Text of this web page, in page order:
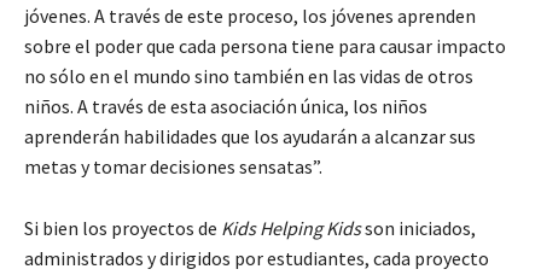
jóvenes. A través de este proceso, los jóvenes aprenden
sobre el poder que cada persona tiene para causar impacto
no sólo en el mundo sino también en las vidas de otros
niños. A través de esta asociación única, los niños
aprenderán habilidades que los ayudarán a alcanzar sus
metas y tomar decisiones sensatas”.
Si bien los proyectos de Kids Helping Kidsson iniciados,
administrados y dirigidos por estudiantes, cada proyecto